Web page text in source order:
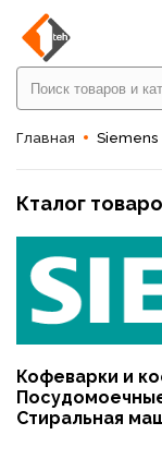
Главная Siemens
Кталог
Кофеварки и
Стиральная